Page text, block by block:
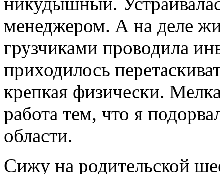
менеджером. А на деле
грузчиками проводила
приходилось
крепкая физически.
работа тем, что я
области.
Сижу на родительской